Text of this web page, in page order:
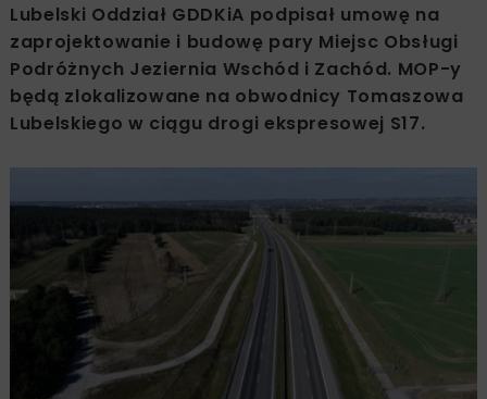
Lubelski Oddział GDDKiA podpisał umowę na
zaprojektowanie i budowę pary Miejsc Obsługi
Podróżnych Jeziernia Wschód i Zachód. MOP-y
będą zlokalizowane na obwodnicy Tomaszowa
Lubelskiego w ciągu drogi ekspresowej S17.